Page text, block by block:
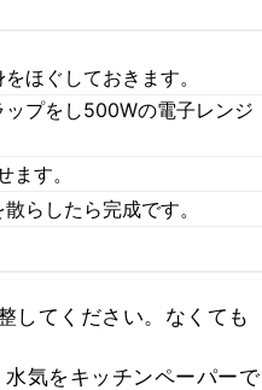
ほぐしておきます。
プをし500Wの電子レンジ
す。
らしたら完成です。
してください。なくても
気をキッチンペーパーで